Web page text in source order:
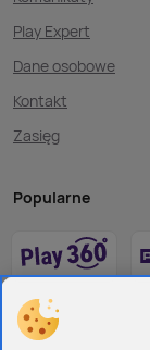
Play Expert
Dane osobowe
Kontakt
Zasięg
Popularne